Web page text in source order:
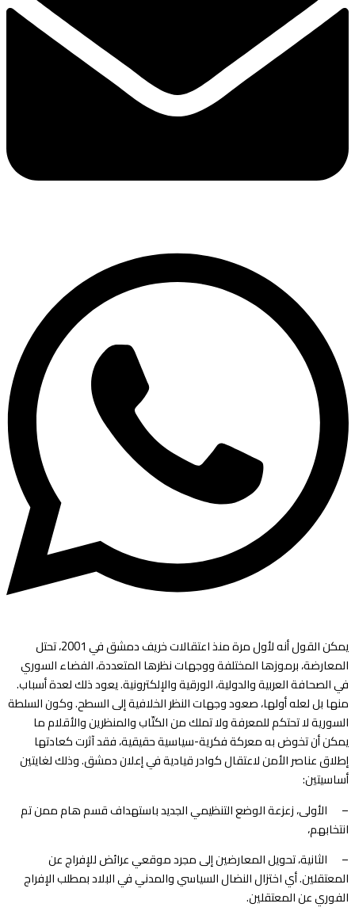
يمكن القول أنه لأول مرة منذ اعتقالات خريف دمشق في 2001، تحتل
المعارضة، برموزها المختلفة ووجهات نظرها المتعددة، الفضاء السوري
في الصحافة العربية والدولية، الورقية والإلكترونية. يعود ذلك لعدة أسباب.
منها بل لعله أولها، صعود وجهات النظر الخلافية إلى السطح. وكون السلطة
السورية لا تحتكم للمعرفة ولا تملك من الكتّاب والمنظرين والأقلام ما
يمكن أن تخوض به معركة فكرية-سياسية حقيقية، فقد آثرت كعادتها
إطلاق عناصر الأمن لاعتقال كوادر قيادية في إعلان دمشق. وذلك لغايتين
أساسيتين:
– الأولى، زعزعة الوضع التنظيمي الجديد باستهداف قسم هام ممن تم
انتخابهم،
– الثانية، تحويل المعارضين إلى مجرد موقعي عرائض للإفراج عن
المعتقلين. أي اختزال النضال السياسي والمدني في البلاد بمطلب الإفراج
الفوري عن المعتقلين.